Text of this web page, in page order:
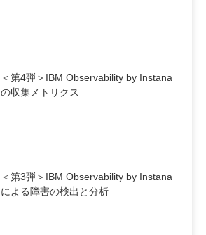
＜第4弾＞IBM Observability by Instana
の収集メトリクス
＜第3弾＞IBM Observability by Instana
による障害の検出と分析